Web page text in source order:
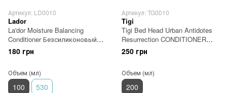
Артикул: LD0010
Lador
La'dor Moisture Balancing
Conditioner Безсиликоновый
увлажняющий кондиционер
100 мл
180 грн
Объем (мл)
100 530
Артикул: TG0010
Tigi
Tigi Bed Head Urban Antidotes
Resurrection CONDITIONER
кондиционер для тонких и
ослабленных волос 200 мл
250 грн
Объем (мл)
200